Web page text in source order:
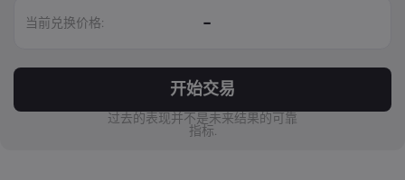
当前兑换价格: -
开始交易
过去的表现并不是未来结果的可靠
指标.